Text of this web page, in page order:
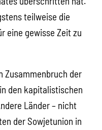
teilweise die
eine gewisse Zeit zu
Zusammenbruch der
den kapitalistischen
Länder – nicht
der Sowjetunion in